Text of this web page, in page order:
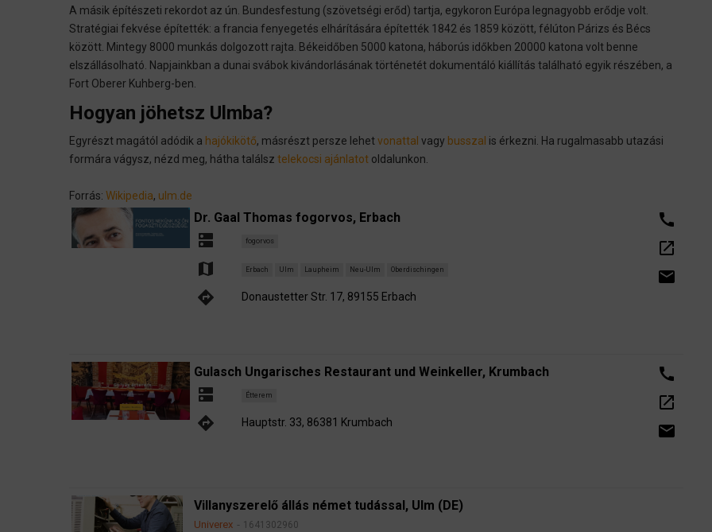
A másik építészeti rekordot az ún. Bundesfestung (szövetségi erőd) tartja, egykoron Európa legnagyobb erődje volt.
Stratégiai fekvése építették: a francia fenyegetés elhárítására építették 1842 és 1859 között, félúton Párizs és Bécs
között. Mintegy 8000 munkás dolgozott rajta. Békeidőben 5000 katona, háborús időkben 20000 katona volt benne
elszállásolható. Napjainkban a dunai svábok kivándorlásának történetét dokumentáló kiállítás található egyik részében, a
Fort Oberer Kuhberg-ben.
Hogyan jöhetsz Ulmba?
Egyrészt magától adódik a hajókikötő, másrészt persze lehetvonattal vagy busszal is érkezni. Ha rugalmasabb utazási
formára vágysz, nézd meg, hátha találsz telekocsi ajánlatot oldalunkon.
Forrás: Wikipedia, ulm.de
Dr. Gaal Thomas fogorvos, Erbach
dns fogorvos
map Erbach Ulm Laupheim Neu-Ulm Oberdischingen
directions Donaustetter Str. 17, 89155 Erbach
call
open_in_new
email
Gulasch Ungarisches Restaurant und Weinkeller, Krumbach
dns Étterem
directions Hauptstr. 33, 86381 Krumbach
call
open_in_new
email
Villanyszerelő állás német tudással, Ulm (DE)
Univerex 1641302960